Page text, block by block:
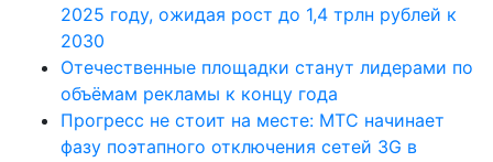
2025 году, ожидая рост до 1,4 трлн рублей к
2030
Отечественные площадки станут лидерами по
объёмам рекламы к концу года
Прогресс не стоит на месте: МТС начинает
фазу поэтапного отключения сетей 3G в